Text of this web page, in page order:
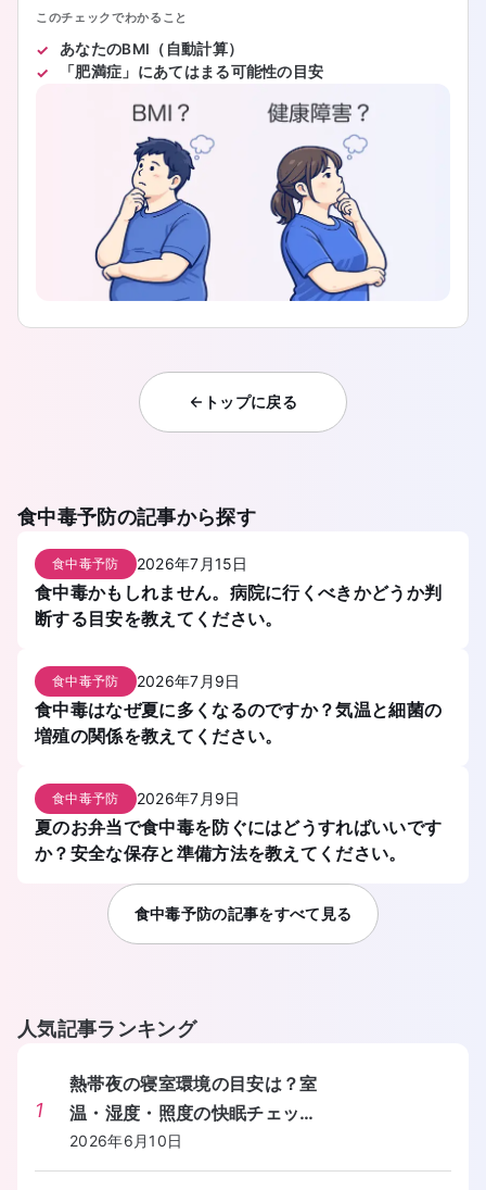
このチェックでわかること
あなたのBMI（自動計算）
「肥満症」にあてはまる可能性の目安
トップに戻る
食中毒予防の記事から探す
食中毒予防 2026年7月15日
食中毒かもしれません。病院に行くべきかどうか判
断する目安を教えてください。
食中毒予防 2026年7月9日
食中毒はなぜ夏に多くなるのですか？気温と細菌の
増殖の関係を教えてください。
食中毒予防 2026年7月9日
夏のお弁当で食中毒を防ぐにはどうすればいいです
か？安全な保存と準備方法を教えてください。
食中毒予防の記事をすべて見る
人気記事ランキング
1
熱帯夜の寝室環境の目安は？室
温・湿度・照度の快眠チェック
リストを教えてください。
2026年6月10日